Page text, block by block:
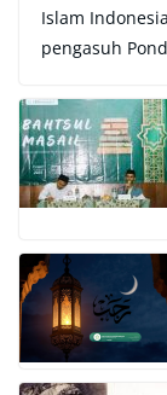
Islam
pengasuh